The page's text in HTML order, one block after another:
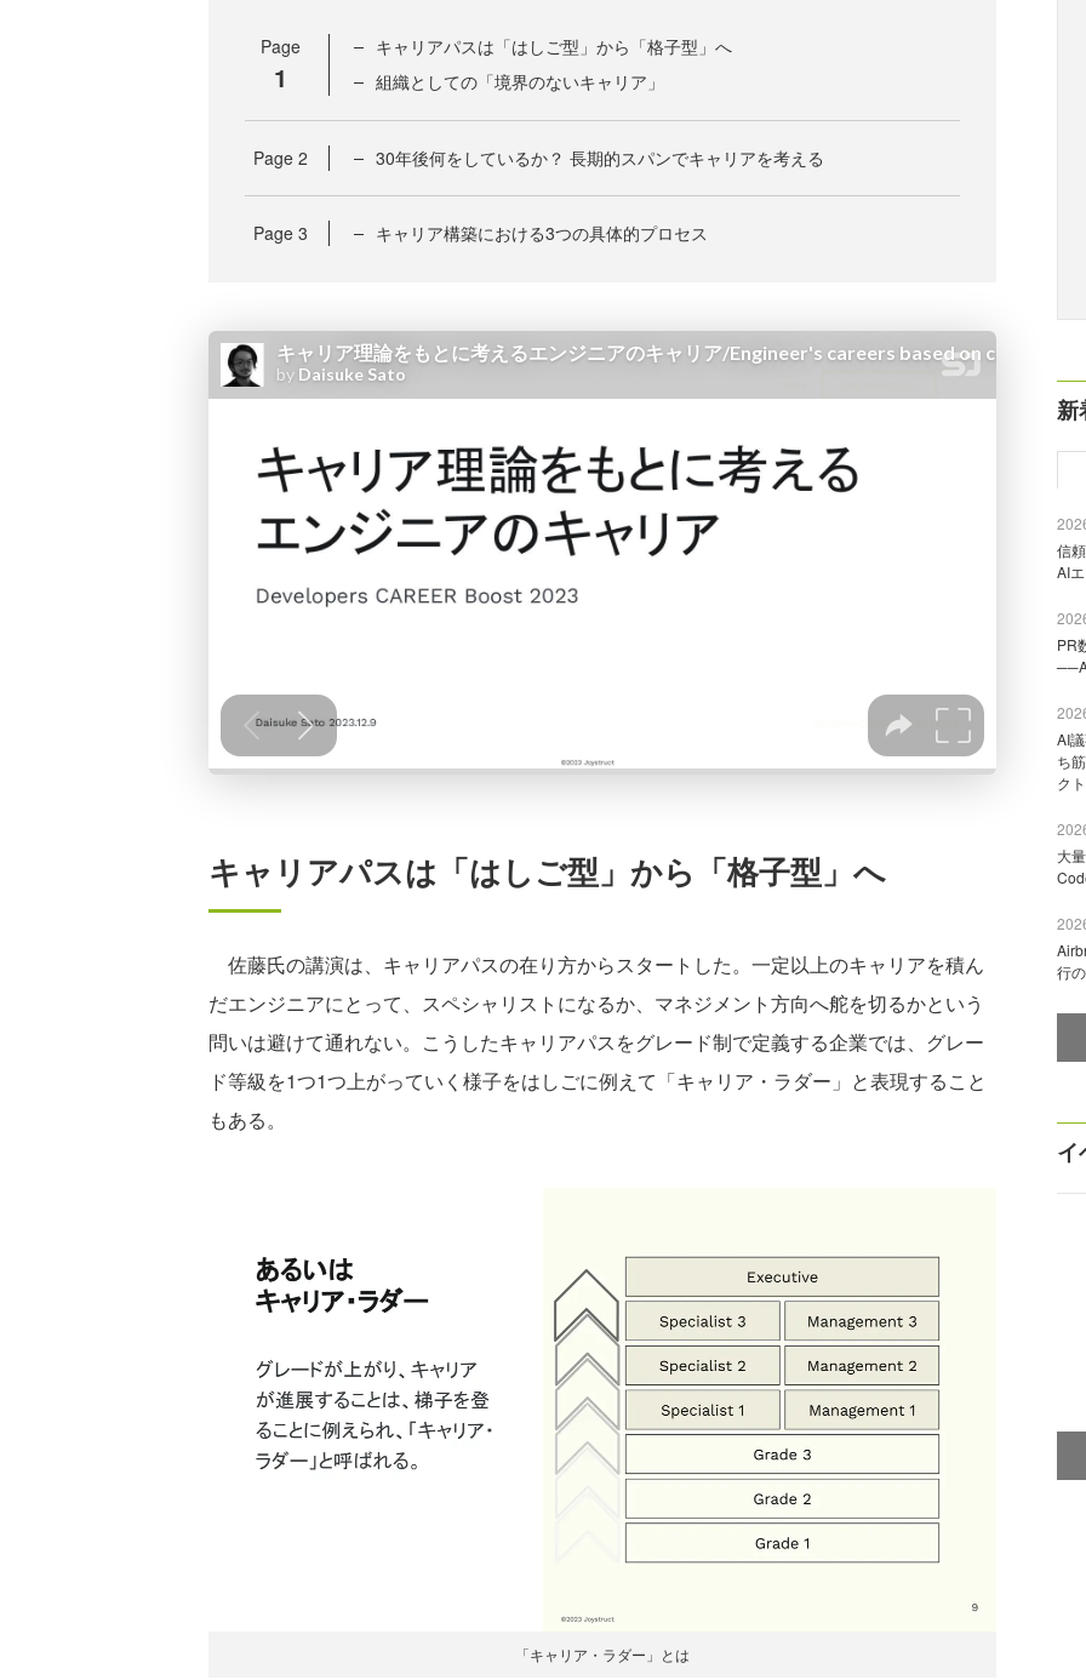
Page
1
キャリアパスは「はしご型」から「格子型」へ
組織としての「境界のないキャリア」
Page 2 30年後何をしているか？ 長期的スパンでキャリアを考える
Page 3 キャリア構築における3つの具体的プロセス
キャリアパスは「はしご型」から「格子型」へ
佐藤氏の講演は、キャリアパスの在り方からスタートした。一定以上のキャリアを積ん
だエンジニアにとって、スペシャリストになるか、マネジメント方向へ舵を切るかという
問いは避けて通れない。こうしたキャリアパスをグレード制で定義する企業では、グレー
ド等級を1つ1つ上がっていく様子をはしごに例えて「キャリア・ラダー」と表現すること
もある。
「キャリア・ラダー」とは
新
信
AI
PR
AI
ち
ク
大
行
イ